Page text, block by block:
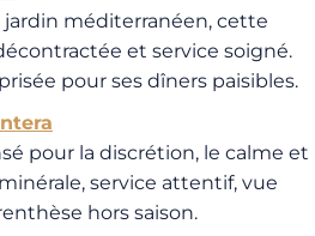
méditerranéen, cette
et service soigné.
pour ses dîners paisibles.
pour la discrétion, le calme et
service attentif, vue
hors saison.